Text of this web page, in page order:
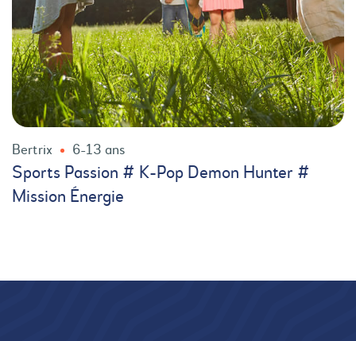
Bertrix 6-13 ans
Sports Passion # K-Pop Demon Hunter #
Mission Énergie